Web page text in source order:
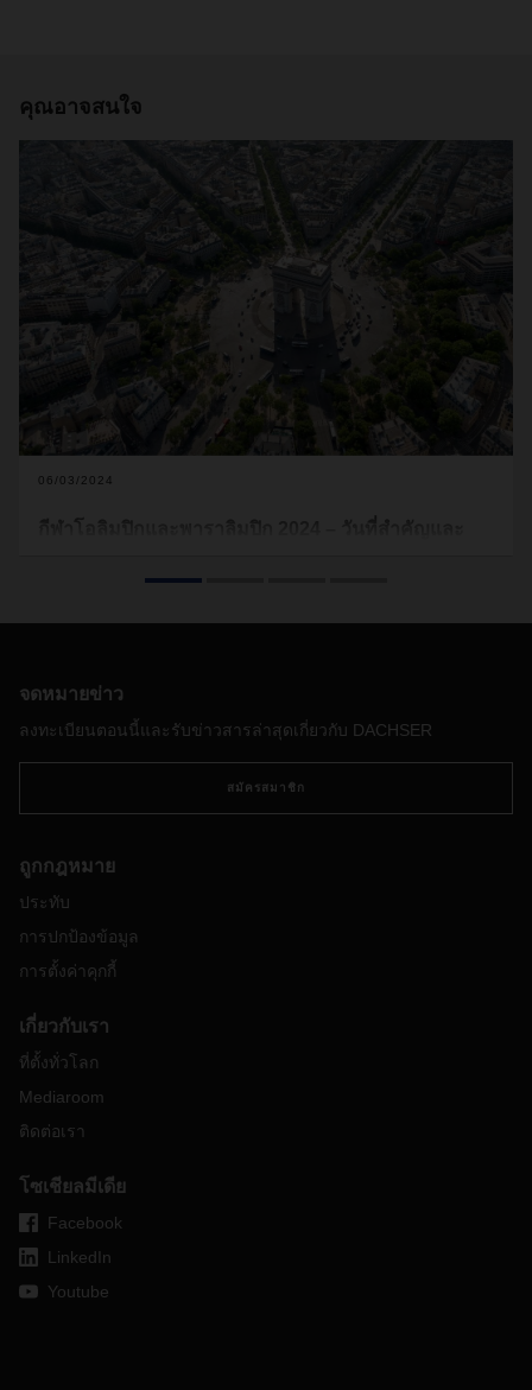
คุณอาจสนใจ
06/03/2024
กีฬาที่ยิ่งใหญ่ที่สุดในโลกในช่วงฤดูร้อนนี้ โดยจัดขึ้นที่กรุงปารีส
กรกฎาคมถึง 8 กันยายน
จดหมายข่าว
ลงทะเบียนตอนนี้และรับข่าวสารล่าสุดเกี่ยวกับ DACHSER
สมัครสมาชิก
ถูกกฎหมาย
ประทับ
การปกป้องข้อมูล
การตั้งค่าคุกกี้
เกี่ยวกับเรา
ที่ตั้งทั่วโลก
Mediaroom
ติดต่อเรา
โซเชียลมีเดีย
Facebook
LinkedIn
Youtube